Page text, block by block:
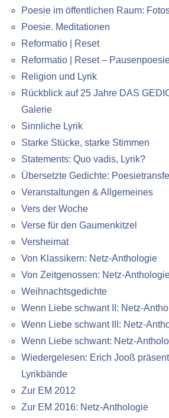
Poesie im öffentlichen Raum:
Poesie. Meditationen
Reformatio | Reset
Reformatio | Reset –
Religion und Lyrik
Rückblick auf 25 Jahre DAS
Galerie
Sinnliche Lyrik
Starke Stücke, starke Stimmen
Statements: Quo vadis, Lyrik?
Übersetzte Gedichte:
Veranstaltungen & Allgemeines
Vers der Woche
Verse für den Gaumenkitzel
Versheimat
Von Klassikern: Netz-Anthologie
Von Zeitgenossen: Netz-
Weihnachtsgedichte
Wenn Liebe schwant II: Netz-
Wenn Liebe schwant III: Netz-
Wenn Liebe schwant: Netz-
Wiedergelesen: Erich Jooß
Lyrikbände
Zur EM 2012
Zur EM 2016: Netz-Anthologie